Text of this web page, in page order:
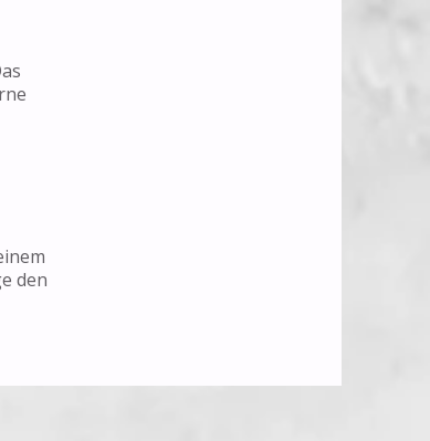
den